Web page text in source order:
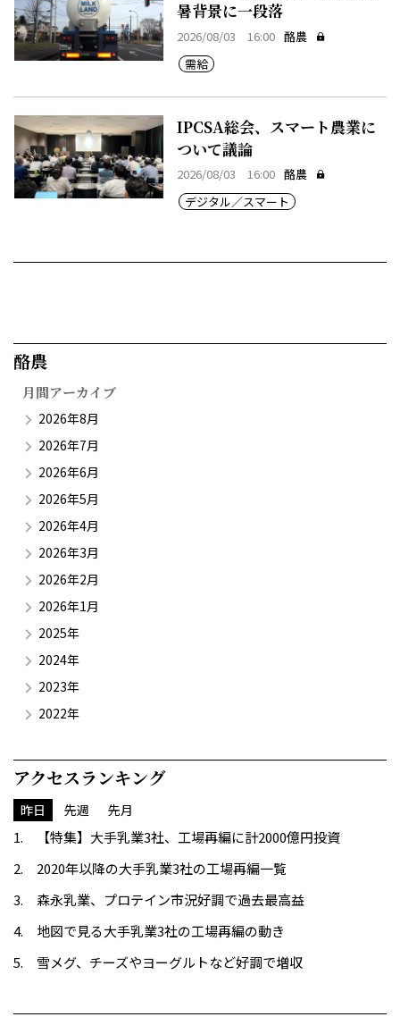
暑背景に一段落
2026/08/03 16:00 酪農
需給
IPCSA総会、スマート農業に
ついて議論
2026/08/03 16:00 酪農
デジタル／スマート
酪農​
月間アーカイブ
2026年8月
2026年7月
2026年6月
2026年5月
2026年4月
2026年3月
2026年2月
2026年1月
2025年
2024年
2023年
2022年
アクセスランキング
昨日 先週 先月
【特集】大手乳業3社、工場再編に計2000億円投資
2020年以降の大手乳業3社の工場再編一覧
森永乳業、プロテイン市況好調で過去最高益
地図で見る大手乳業3社の工場再編の動き
雪メグ、チーズやヨーグルトなど好調で増収